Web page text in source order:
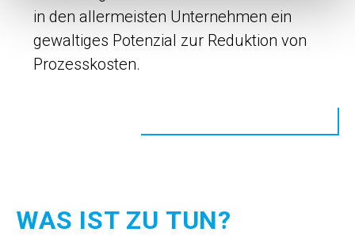
in den allermeisten Unternehmen ein
gewaltiges Potenzial zur Reduktion von
Prozesskosten.
WAS IST ZU TUN?